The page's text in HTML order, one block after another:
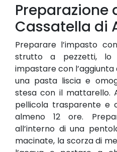
Preparazione
Cassatella di
Preparare l’impasto
strutto a pezzetti, lo
impastare con
una pasta liscia e
stesa con il mattarello.
pellicola trasparente e
almeno 12 ore.
all’interno di una
macinate, la scorza di